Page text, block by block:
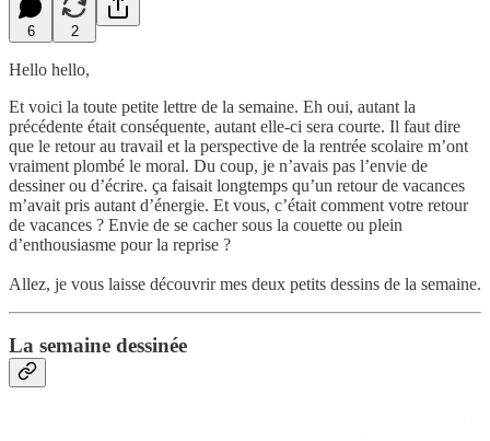
6 2
Hello hello,
Et voici la toute petite lettre de la semaine. Eh oui, autant la
précédente était conséquente, autant elle-ci sera courte. Il faut dire
que le retour au travail et la perspective de la rentrée scolaire m’ont
vraiment plombé le moral. Du coup, je n’avais pas l’envie de
dessiner ou d’écrire. ça faisait longtemps qu’un retour de vacances
m’avait pris autant d’énergie. Et vous, c’était comment votre retour
de vacances ? Envie de se cacher sous la couette ou plein
d’enthousiasme pour la reprise ?
Allez, je vous laisse découvrir mes deux petits dessins de la semaine.
La semaine dessinée